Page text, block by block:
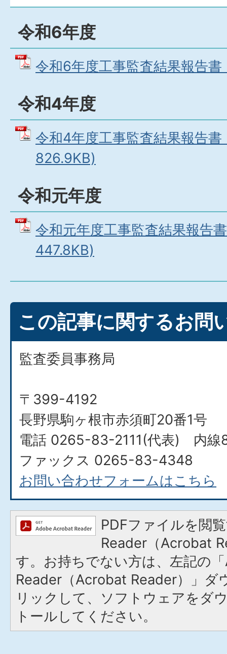
令和6年度
令和6年度工事監査結果報告
令和4年度
令和4年度工事監査結果報告
826.9KB)
令和元年度
令和元年度工事監査結果報告
447.8KB)
この記事に関するお問
監査委員事務局
〒399-4192
長野県駒ヶ根市赤須町20番1号
電話 0265-83-2111(代表) 内線
ファックス 0265-83-4348
お問い合わせフォームはこちら
PDFファイルを閲
Reader（Acrobat
す。お持ちでない方は、左記の
Reader（Acrobat Reader）」ダ
リックして、ソフトウェアをダ
トールしてください。